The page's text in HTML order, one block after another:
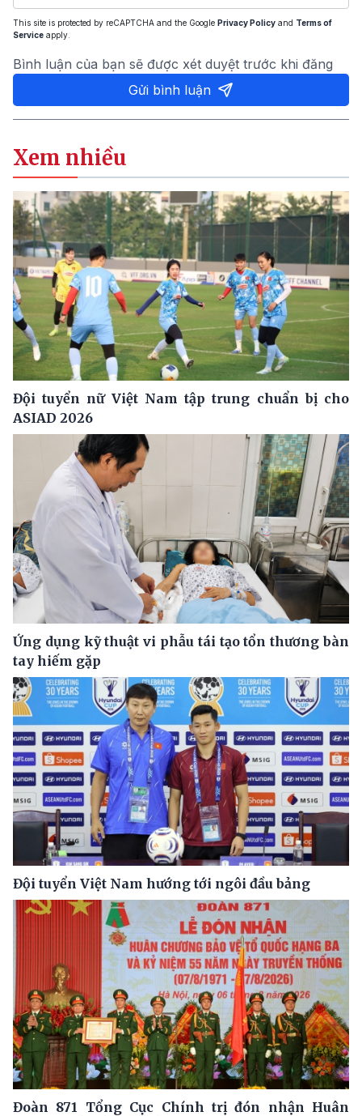
This site is protected by reCAPTCHA and the Google Privacy Policy and Terms of
Service apply.
Bình luận của bạn sẽ được xét duyệt trước khi đăng
Gửi bình luận
Xem nhiều
Đội tuyển nữ Việt Nam tập trung chuẩn bị cho
ASIAD 2026
Ứng dụng kỹ thuật vi phẫu tái tạo tổn thương bàn
tay hiếm gặp
Đội tuyển Việt Nam hướng tới ngôi đầu bảng
Đoàn 871 Tổng Cục Chính trị đón nhận Huân